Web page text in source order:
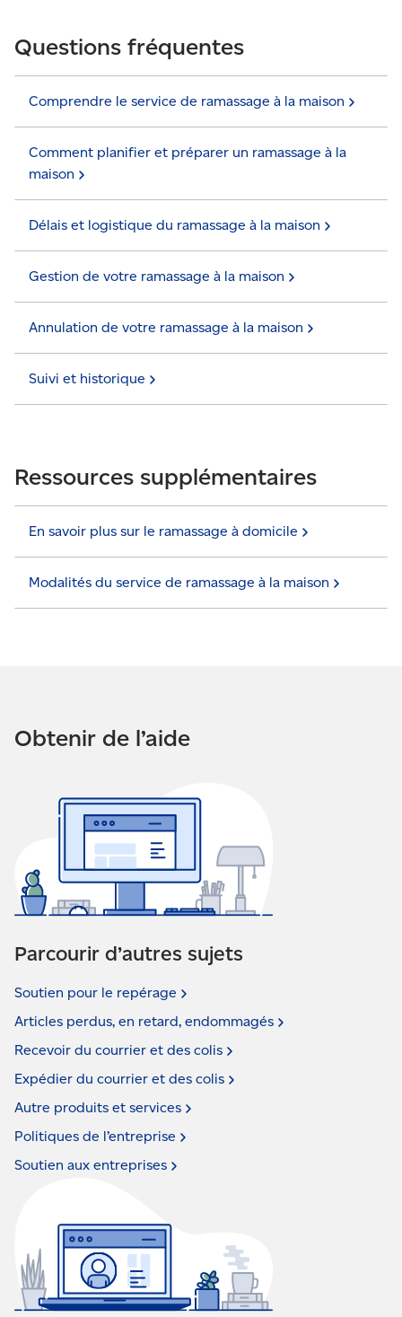
Questions fréquentes
Comprendre le service de ramassage à la maison
Comment planifier et préparer un ramassage à la
maison
Délais et logistique du ramassage à la maison
Gestion de votre ramassage à la maison
Annulation de votre ramassage à la maison
Suivi et historique
Ressources supplémentaires
En savoir plus sur le ramassage à domicile
Modalités du service de ramassage à la maison
Obtenir de l’aide
Parcourir d’autres sujets
Soutien pour le repérage
Articles perdus, en retard, endommagés
Recevoir du courrier et des colis
Expédier du courrier et des colis
Autre produits et services
Politiques de l’entreprise
Soutien aux entreprises